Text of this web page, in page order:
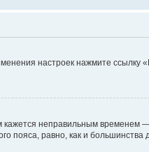
настроек нажмите
неправильным временем
пояса, равно, как и